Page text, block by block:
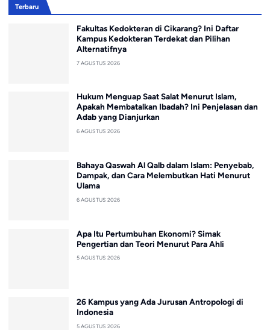
Terbaru
Fakultas Kedokteran di Cikarang? Ini Daftar
Kampus Kedokteran Terdekat dan Pilihan
Alternatifnya
7 AGUSTUS 2026
Hukum Menguap Saat Salat Menurut Islam,
Apakah Membatalkan Ibadah? Ini Penjelasan dan
Adab yang Dianjurkan
6 AGUSTUS 2026
Bahaya Qaswah Al Qalb dalam Islam: Penyebab,
Dampak, dan Cara Melembutkan Hati Menurut
Ulama
6 AGUSTUS 2026
Apa Itu Pertumbuhan Ekonomi? Simak
Pengertian dan Teori Menurut Para Ahli
5 AGUSTUS 2026
26 Kampus yang Ada Jurusan Antropologi di
Indonesia
5 AGUSTUS 2026